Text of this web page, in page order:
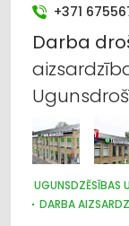
+371
Darba
UGUNSDZĒSĪBAS
DARBA